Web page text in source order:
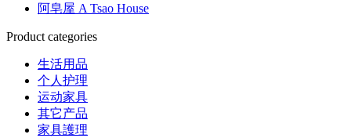
阿皂屋 A Tsao House
Product categories
生活用品
个人护理
运动家具
其它产品
家具護理